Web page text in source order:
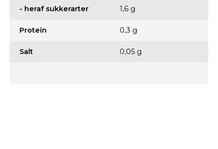
- heraf sukkerarter 1,6 g
Protein 0,3 g
Salt 0,05 g